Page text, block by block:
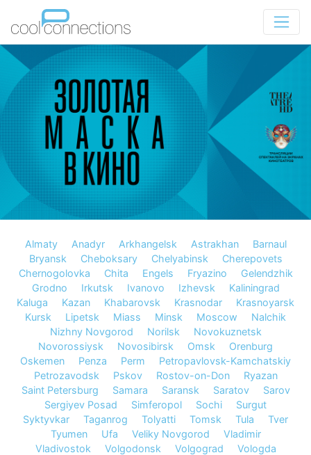
Almaty Anadyr Arkhangelsk Astrakhan
Barnaul
Bryansk
Cheboksary Chelyabinsk
Cherepovets
Chernogolovka
Chita Engels Fryazino
Gelendzhik
Grodno
Irkutsk Ivanovo Izhevsk
Kaliningrad
Kaluga
Kazan Khabarovsk Krasnodar
Krasnoyarsk
Kursk
Lipetsk Miass Minsk Moscow
Nalchik
Nizhny Novgorod
Norilsk
Novokuznetsk
Novorossiysk
Novosibirsk Omsk
Orenburg
Oskemen
Penza Perm
Petropavlovsk-Kamchatskiy
Petrozavodsk
Pskov Rostov-on-Don
Ryazan
Saint Petersburg
Samara Saransk Saratov
Sarov
Sergiyev Posad
Simferopol Sochi
Surgut
Syktyvkar
Taganrog Tolyatti Tomsk Tula
Tver
Tyumen
Ufa Veliky Novgorod
Vladimir
Vladivostok
Volgodonsk Volgograd
Vologda